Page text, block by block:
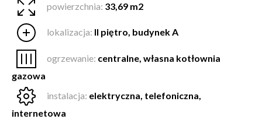
powierzchnia: 33,69 m2
lokalizacja: II piętro, budynek A
ogrzewanie: centralne, własna kotłownia
gazowa
instalacja: elektryczna, telefoniczna,
internetowa